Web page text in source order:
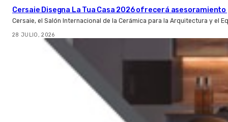
Cersaie Disegna La Tua Casa 2026 ofrecerá
Cersaie, el Salón Internacional de la Cerámica para la Arquitectura y el
28 JULIO, 2026